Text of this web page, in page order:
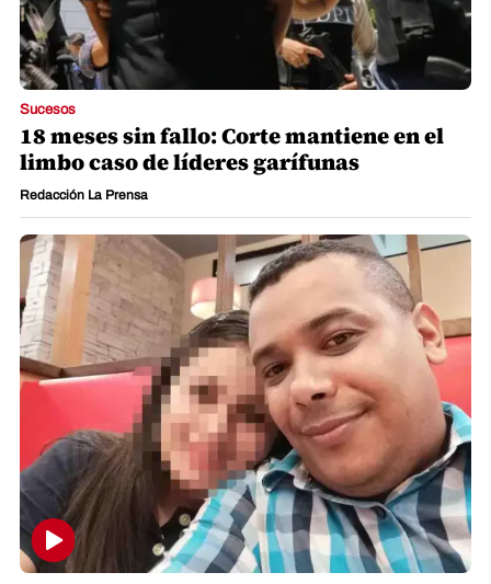
Sucesos
18 meses sin fallo: Corte mantiene en el
limbo caso de líderes garífunas
Redacción La Prensa